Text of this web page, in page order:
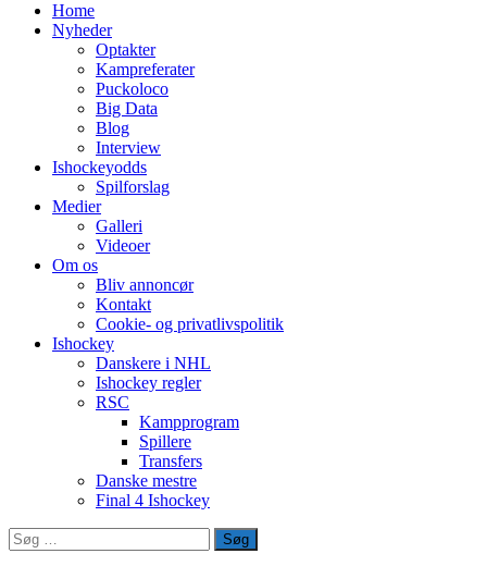
Home
Nyheder
Optakter
Kampreferater
Puckoloco
Big Data
Blog
Interview
Ishockeyodds
Spilforslag
Medier
Galleri
Videoer
Om os
Bliv annoncør
Kontakt
Cookie- og privatlivspolitik
Ishockey
Danskere i NHL
Ishockey regler
RSC
Kampprogram
Spillere
Transfers
Danske mestre
Final 4 Ishockey
Søg
efter: